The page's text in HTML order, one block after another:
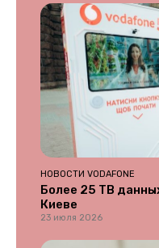
НОВОСТИ VODAFONE
Более 25 ТВ
Киеве
23 июля 2026